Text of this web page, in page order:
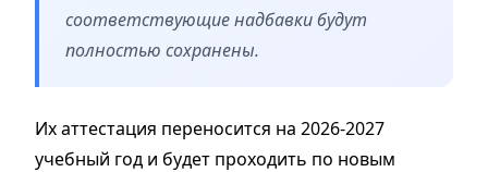
соответствующие надбавки будут
полностью сохранены.
Их аттестация переносится на 2026-2027
учебный год и будет проходить по новым